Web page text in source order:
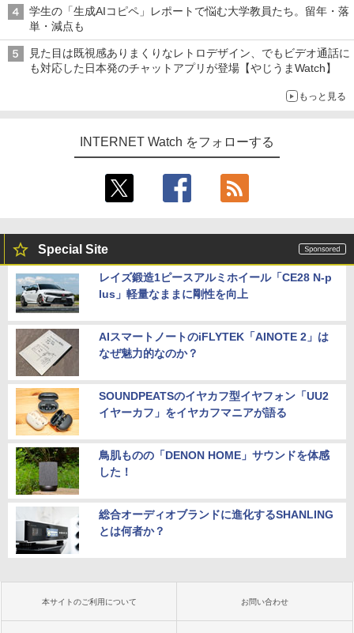
学生の「生成AIコピペ」レポートで悩む大学教員たち。留年・落
単・減点も
見た目は既視感ありまくりなレトロデザイン、でもビデオ通話に
も対応した日本発のチャットアプリが登場【やじうまWatch】
もっと見る
INTERNET Watch をフォローする
Special Site
レイズ鍛造1ピースアルミホイール「CE28 N-p
lus」軽量なままに剛性を向上
AIスマートノートのiFLYTEK「AINOTE 2」は
なぜ魅力的なのか？
SOUNDPEATSのイヤカフ型イヤフォン「UU2
イヤーカフ」をイヤカフマニアが語る
鳥肌ものの「DENON HOME」サウンドを体感
した！
総合オーディオブランドに進化するSHANLING
とは何者か？
本サイトのご利用について お問い合わせ